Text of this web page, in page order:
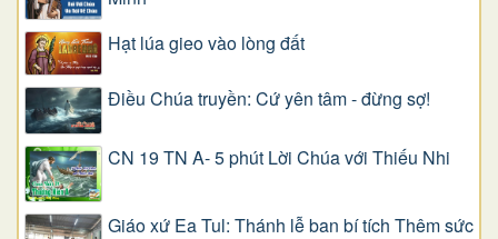
Hạt lúa gieo vào lòng đất
Điều Chúa truyền: Cứ yên tâm - đừng sợ!
CN 19 TN A- 5 phút Lời Chúa với Thiếu Nhi
Giáo xứ Ea Tul: Thánh lễ ban bí tích Thêm sức